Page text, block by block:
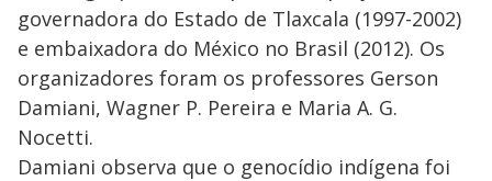
governadora do Estado de Tlaxcala (1997-2002)
e embaixadora do México no Brasil (2012). Os
organizadores foram os professores Gerson
Damiani, Wagner P. Pereira e Maria A. G.
Nocetti.
Damiani observa que o genocídio indígena foi